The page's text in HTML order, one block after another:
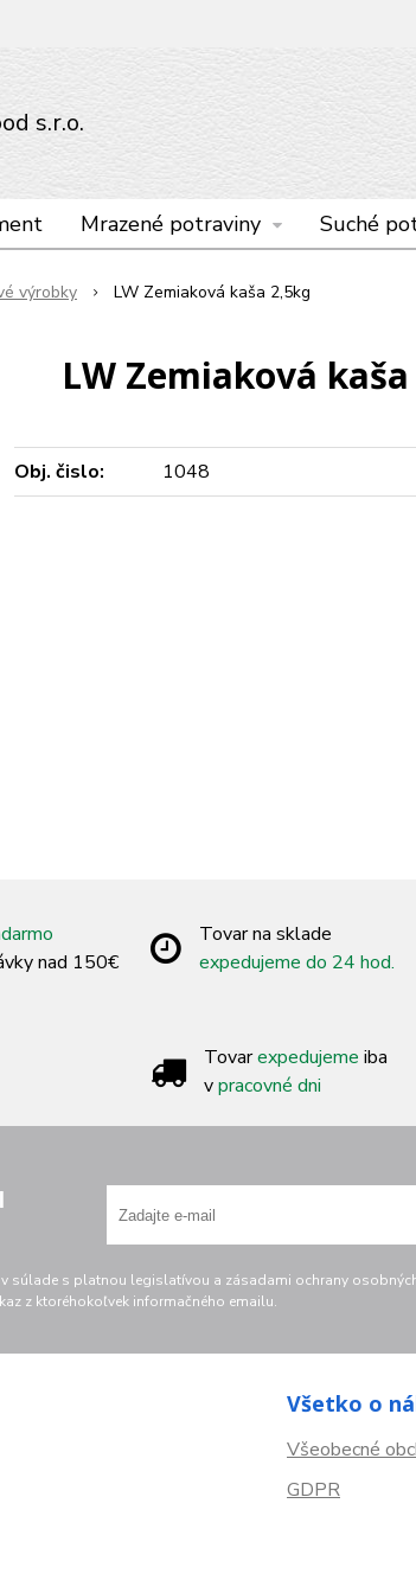
s.r.o.
Mrazené potraviny Suché
výrobky LW Zemiaková kaša 2,5kg
LW Zemiaková
Obj. čislo: 1048
nad 150€
Tovar na sklade
expedujeme do 24 hod.
Tovarexpedujeme iba
vpracovné dni
súlade s platnou legislatívou a zásadami ochrany
z ktoréhokoľvek informačného emailu.
Všetko o
Všeobecné
GDPR